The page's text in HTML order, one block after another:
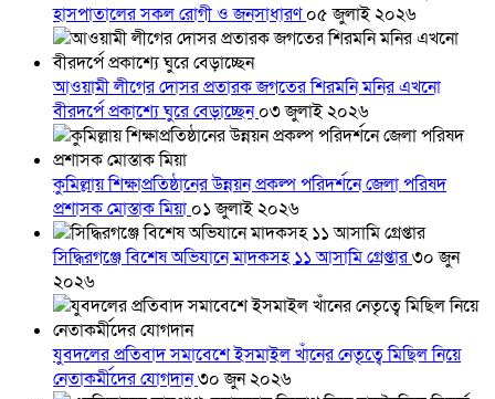
হাসপাতালের সকল রোগী ও জনসাধারণ০৫ জুলাই ২০২৬
আওয়ামী লীগের দোসর প্রতারক জগতের শিরমনি মনির এখনো
বীরদর্পে প্রকাশ্যে ঘুরে বেড়াচ্ছেন০৩ জুলাই ২০২৬
কুমিল্লায় শিক্ষাপ্রতিষ্ঠানের উন্নয়ন প্রকল্প পরিদর্শনে জেলা পরিষদ
প্রশাসক মোস্তাক মিয়া ০১ জুলাই ২০২৬
সিদ্ধিরগঞ্জে বিশেষ অভিযানে মাদকসহ ১১ আসামি গ্রেপ্তার৩০ জুন
২০২৬
যুবদলের প্রতিবাদ সমাবেশে ইসমাইল খাঁনের নেতৃত্বে মিছিল নিয়ে
নেতাকর্মীদের যোগদান৩০ জুন ২০২৬